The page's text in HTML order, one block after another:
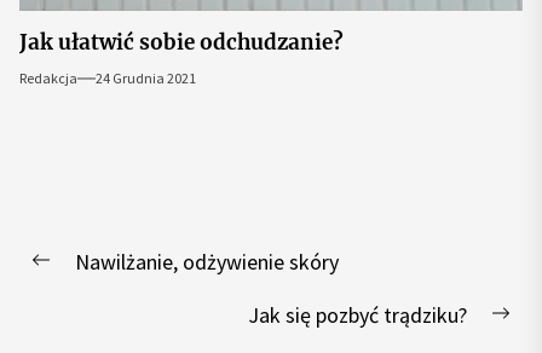
Jak ułatwić sobie odchudzanie?
Redakcja 24 Grudnia 2021
wpisu
PreviousNawilżanie, odżywienie skóry
Jak się pozbyć trądziku?